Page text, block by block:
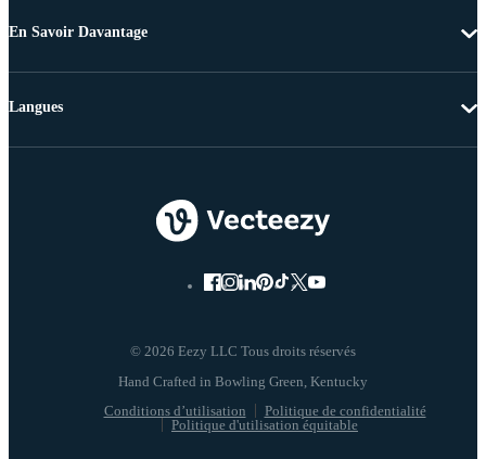
En Savoir Davantage
© 2026 Eezy LLC Tous droits réservés
Conditions d’utilisation
Politique de confidentialité
Politique d'utilisation équitable
Langues